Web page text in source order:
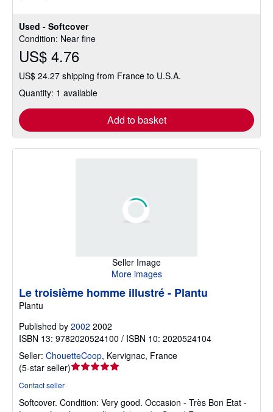
Used - Softcover
Condition: Near fine
US$ 4.76
US$ 24.27 shipping from France to U.S.A.
Quantity: 1 available
Add to basket
Seller Image
More images
Le troisième homme illustré - Plantu
Plantu
Published by 2002 2002
ISBN 13: 9782020524100 / ISBN 10: 2020524104
Seller: ChouetteCoop, Kervignac, France
(5-star seller)Seller
out
Contact seller
Softcover. Condition: Very good. Occasion - Très Bon Etat -